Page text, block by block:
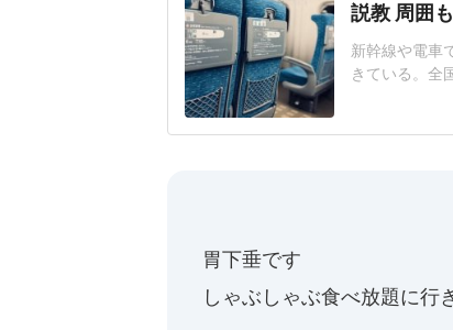
説教 周囲
新幹線や電車
きている。全
やすい社会
もの泣き声
胃下垂です
しゃぶしゃぶ食べ放題に行